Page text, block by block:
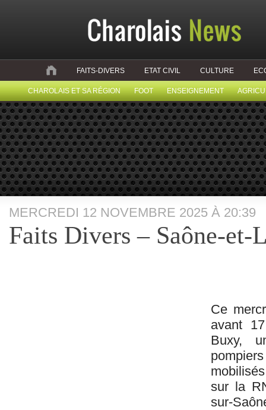
FAITS-DIVERS ETAT CIVIL CULTURE
CHAROLAIS ET SA RÉGION FOOT ENSEIGNEMENT
MERCREDI 12 NOVEMBRE 2025 À 20:39
Faits Divers – Saône-et-
Ce
avant
Buxy,
sur la
sur-